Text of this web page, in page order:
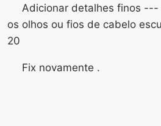
Adicionar detalhes finos ---
os olhos ou fios de cabelo
20
Fix novamente .